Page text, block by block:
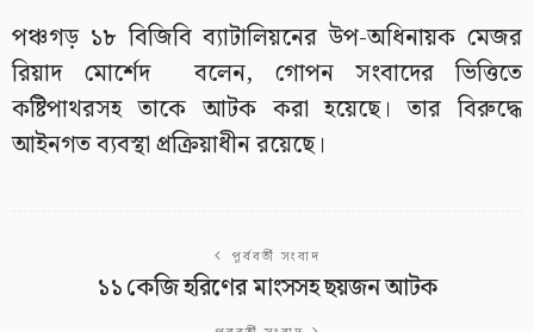
পঞ্চগড় ১৮ বিজিবি ব্যাটালিয়নের উপ-অধিনায়ক মেজর
রিয়াদ মোর্শেদ বলেন, গোপন সংবাদের ভিত্তিতে
কষ্টিপাথরসহ তাকে আটক করা হয়েছে। তার বিরুদ্ধে
আইনগত ব্যবস্থা প্রক্রিয়াধীন রয়েছে।
পূর্ববর্তী সংবাদ
১১ কেজি হরিণের মাংসসহ ছয়জন আটক